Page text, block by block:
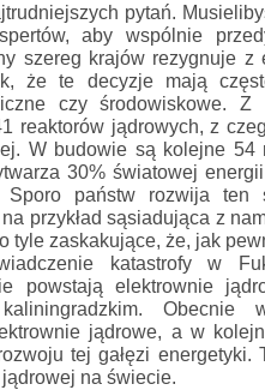
pytań.
aby wspólnie
szereg krajów rezygnuje z
że te decyzje mają
czy środowiskowe.
reaktorów jądrowych, z
W budowie są kolejne 54
30% światowej
państw rozwija ten
przykład sąsiadująca z
tyle zaskakujące, że, jak
katastrofy w
powstają elektrownie
Obecnie
jądrowe, a w
tej gałęzi energetyki.
na świecie.